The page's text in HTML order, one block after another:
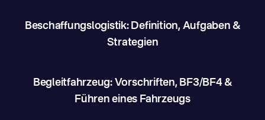
Beschaffungslogistik: Definition, Aufgaben &
Strategien
Begleitfahrzeug: Vorschriften, BF3/BF4 &
Führen eines Fahrzeugs